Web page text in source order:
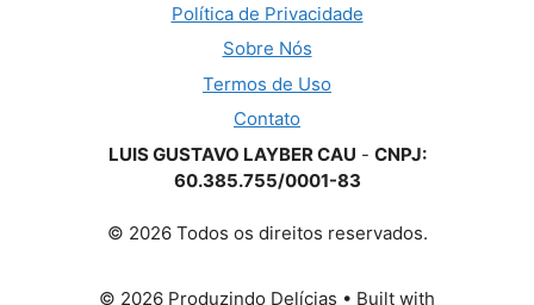
Política de Privacidade
Sobre Nós
Termos de Uso
Contato
LUIS GUSTAVO LAYBER CAU - CNPJ:
60.385.755/0001-83
© 2026 Todos os direitos reservados.
© 2026 Produzindo Delícias • Built with